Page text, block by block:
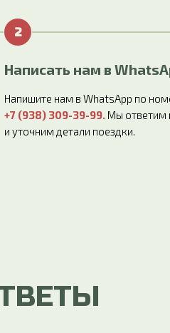
Написать нам в
Напишите нам в WhatsApp по
+7 (938) 309-39-99. Мы ответим
и уточним детали поездки.